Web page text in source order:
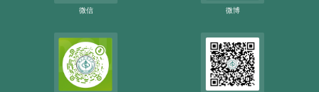
微信 微博